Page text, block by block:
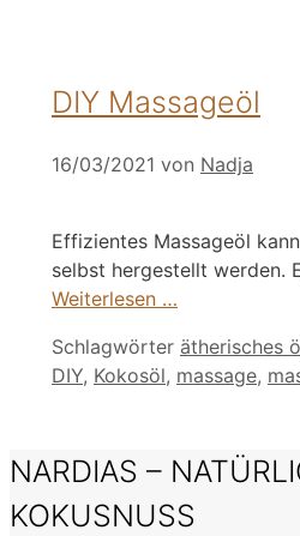
DIY Massageöl
16/03/2021 von Nadja
Effizientes Massageöl
selbst hergestellt werden.
Weiterlesen …
Schlagwörter ätherisches
DIY, Kokosöl, massage,
NARDIAS –
KOKUSNUSS